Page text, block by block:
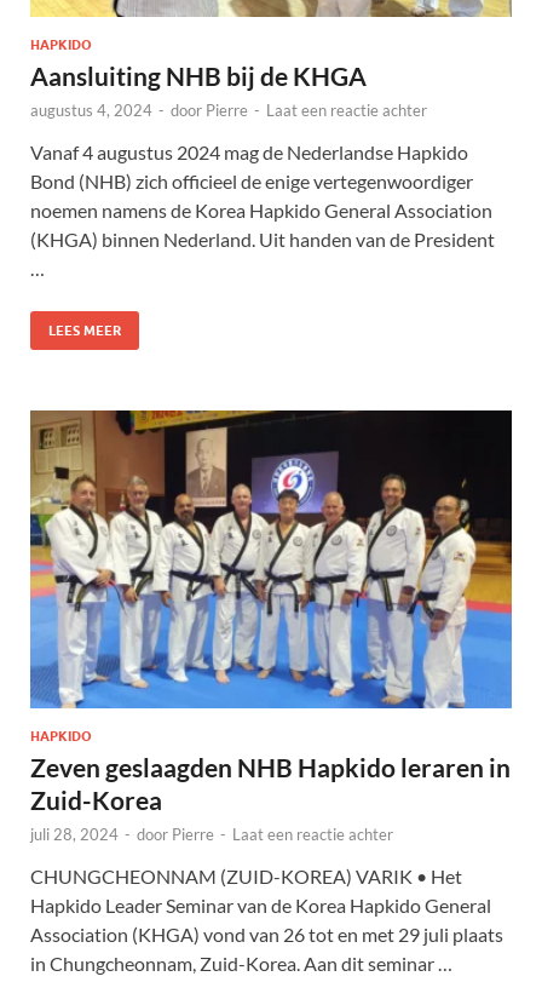
HAPKIDO
Aansluiting NHB bij de KHGA
augustus 4, 2024 - door Pierre - Laat een reactie achter
Vanaf 4 augustus 2024 mag de Nederlandse Hapkido
Bond (NHB) zich officieel de enige vertegenwoordiger
noemen namens de Korea Hapkido General Association
(KHGA) binnen Nederland. Uit handen van de President
…
LEES MEER
HAPKIDO
Zeven geslaagden NHB Hapkido leraren in
Zuid-Korea
juli 28, 2024 - door Pierre - Laat een reactie achter
CHUNGCHEONNAM (ZUID-KOREA) VARIK • Het
Hapkido Leader Seminar van de Korea Hapkido General
Association (KHGA) vond van 26 tot en met 29 juli plaats
in Chungcheonnam, Zuid-Korea. Aan dit seminar …